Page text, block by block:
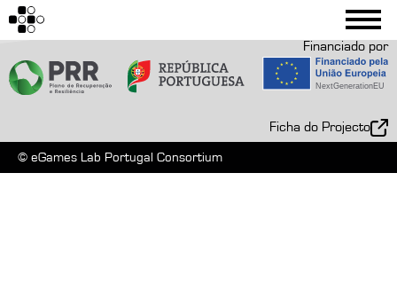
Financiado por
Ficha do Projecto
© eGames Lab Portugal Consortium